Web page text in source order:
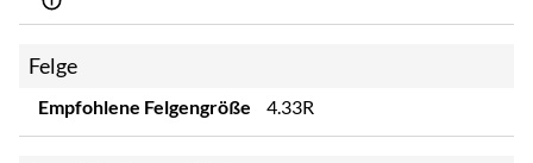
Felge
Empfohlene Felgengröße 4.33R